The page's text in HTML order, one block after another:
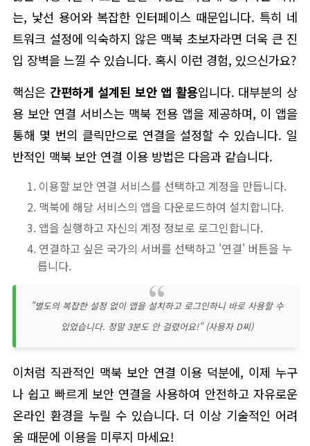
는, 낯선 용어와 복잡한 인터페이스 때문입니다. 특히 네
트워크 설정에 익숙하지 않은 맥북 초보자라면 더욱 큰 진
입 장벽을 느낄 수 있습니다. 혹시 이런 경험, 있으신가요?
핵심은 간편하게 설계된 보안 앱 활용입니다. 대부분의 상
용 보안 연결 서비스는 맥북 전용 앱을 제공하며, 이 앱을
통해 몇 번의 클릭만으로 연결을 설정할 수 있습니다. 일
반적인 맥북 보안 연결 이용 방법은 다음과 같습니다.
이용할 보안 연결 서비스를 선택하고 계정을 만듭니다.
맥북에 해당 서비스의 앱을 다운로드하여 설치합니다.
앱을 실행하고 자신의 계정 정보로 로그인합니다.
연결하고 싶은 국가의 서버를 선택하고 '연결' 버튼을 누
릅니다.
"별도의 복잡한 설정 없이 앱을 설치하고 로그인하니 바로 사용할 수
있었습니다. 정말 3분도 안 걸렸어요!" (사용자 D씨)
이처럼 직관적인 맥북 보안 연결 이용 덕분에, 이제 누구
나 쉽고 빠르게 보안 연결을 사용하여 안전하고 자유로운
온라인 환경을 누릴 수 있습니다. 더 이상 기술적인 어려
움 때문에 이용을 미루지 마세요!